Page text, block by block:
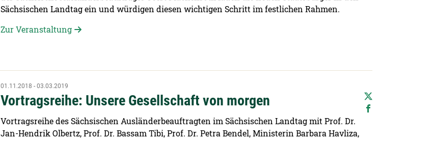
Sächsischen Landtag ein und würdigen diesen wichtigen Schritt im festlichen Rahmen.
Zur Veranstaltung
Vortragsreihe: Unsere Gesellschaft von morgen
01.11.2018 - 03.03.2019
Vortragsreihe des Sächsischen Ausländerbeauftragten im Sächsischen Landtag mit Prof. Dr.
Jan-Hendrik Olbertz, Prof. Dr. Bassam Tibi, Prof. Dr. Petra Bendel, Ministerin Barbara Havliza,